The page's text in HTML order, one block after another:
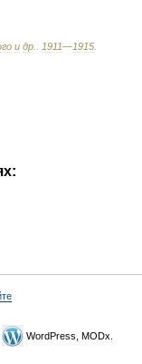
и др 1911—1915
WordPress, MODx.